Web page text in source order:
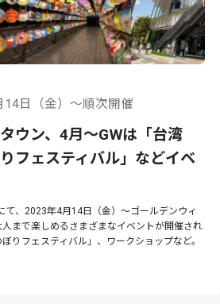
14日（金）〜順次開催
ウン、4月〜GWは「台湾
フェスティバル」などイベ
て、2023年4月14日（金）〜ゴールデンウィ
まで楽しめるさまざまなイベントが開催され
りフェスティバル」、ワークショップなど。